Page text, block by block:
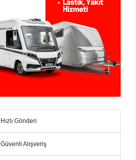
Hızlı Gönderi
Güvenli Alışveriş